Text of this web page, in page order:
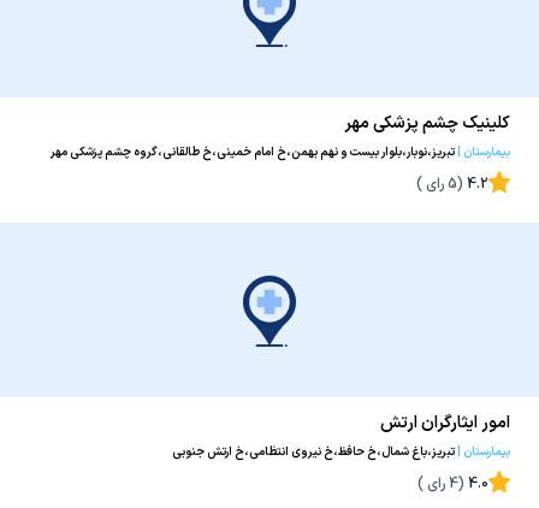
کلینیک چشم پزشکی مهر
بیمارستان |تبریز،نوبار،بلوار بیست و نهم بهمن،خ امام خمینی،خ طالقانی،گروه چشم پزشکی مهر
4.2
(
5رای )
امور ایثارگران ارتش
بیمارستان |تبریز،باغ شمال،خ حافظ،خ نیروی انتظامی،خ ارتش جنوبی
4.0
(
4رای )